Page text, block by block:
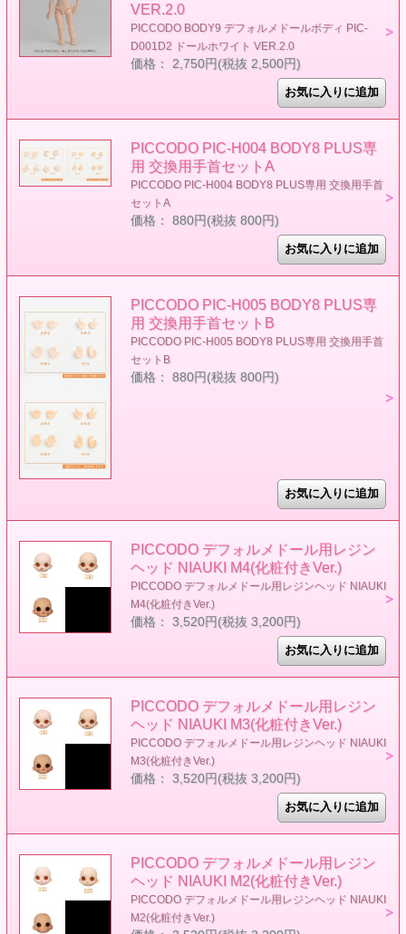
VER.2.0
PICCODO BODY9 デフォルメドールボディ PIC-
D001D2 ドールホワイト VER.2.0
価格： 2,750円(税抜 2,500円)
PICCODO PIC-H004 BODY8 PLUS専
用 交換用手首セットA
PICCODO PIC-H004 BODY8 PLUS専用 交換用手首
セットA
価格： 880円(税抜 800円)
PICCODO PIC-H005 BODY8 PLUS専
用 交換用手首セットB
PICCODO PIC-H005 BODY8 PLUS専用 交換用手首
セットB
価格： 880円(税抜 800円)
PICCODO デフォルメドール用レジン
ヘッド NIAUKI M4(化粧付きVer.)
PICCODO デフォルメドール用レジンヘッド NIAUKI
M4(化粧付きVer.)
価格： 3,520円(税抜 3,200円)
PICCODO デフォルメドール用レジン
ヘッド NIAUKI M3(化粧付きVer.)
PICCODO デフォルメドール用レジンヘッド NIAUKI
M3(化粧付きVer.)
価格： 3,520円(税抜 3,200円)
PICCODO デフォルメドール用レジン
ヘッド NIAUKI M2(化粧付きVer.)
PICCODO デフォルメドール用レジンヘッド NIAUKI
M2(化粧付きVer.)